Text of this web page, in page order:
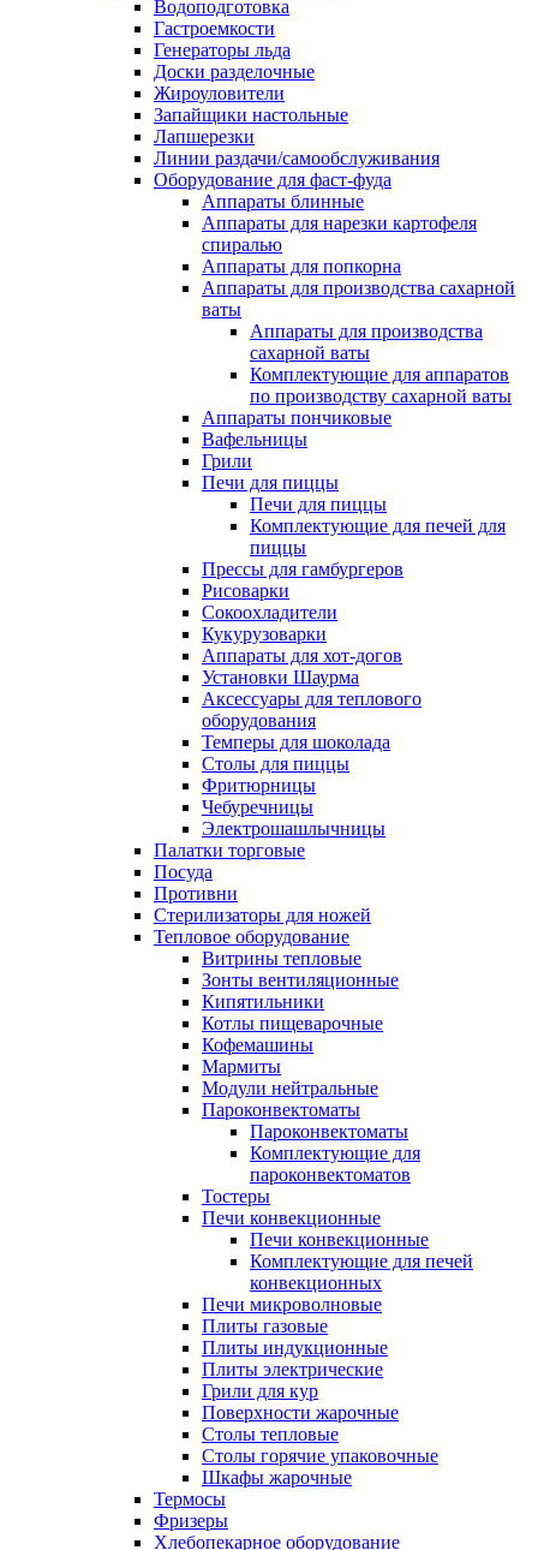
Водоподготовка
Гастроемкости
Генераторы льда
Доски разделочные
Жироуловители
Запайщики настольные
Лапшерезки
Линии раздачи/самообслуживания
Оборудование для фаст-фуда
Аппараты блинные
Аппараты для нарезки картофеля
спиралью
Аппараты для попкорна
Аппараты для производства сахарной
ваты
Аппараты для производства
сахарной ваты
Комплектующие для аппаратов
по производству сахарной ваты
Аппараты пончиковые
Вафельницы
Грили
Печи для пиццы
Печи для пиццы
Комплектующие для печей для
пиццы
Прессы для гамбургеров
Рисоварки
Сокоохладители
Кукурузоварки
Аппараты для хот-догов
Установки Шаурма
Аксессуары для теплового
оборудования
Темперы для шоколада
Столы для пиццы
Фритюрницы
Чебуречницы
Электрошашлычницы
Палатки торговые
Посуда
Противни
Стерилизаторы для ножей
Тепловое оборудование
Витрины тепловые
Зонты вентиляционные
Кипятильники
Котлы пищеварочные
Кофемашины
Мармиты
Модули нейтральные
Пароконвектоматы
Пароконвектоматы
Комплектующие для
пароконвектоматов
Тостеры
Печи конвекционные
Печи конвекционные
Комплектующие для печей
конвекционных
Печи микроволновые
Плиты газовые
Плиты индукционные
Плиты электрические
Грили для кур
Поверхности жарочные
Столы тепловые
Столы горячие упаковочные
Шкафы жарочные
Термосы
Фризеры
Хлебопекарное оборудование